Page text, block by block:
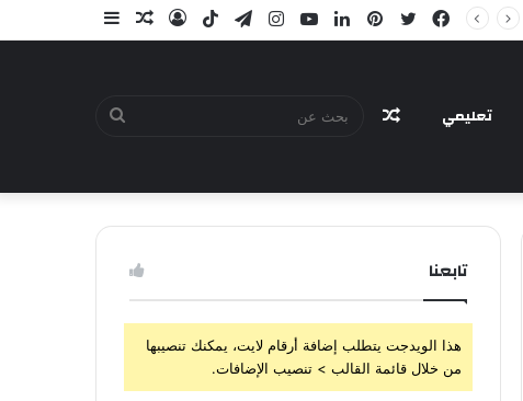
إضافةمقالتسجيل
‫TikTok تيلقرام
انستقراميوتيوبلينكدإن
بينتيريستتويتر
فيسبوك
تعليمي بحث مقال
تابعنا
هذا الويدجت يتطلب إضافة أرقام لايت، يمكنك تنصيبها
من خلال قائمة القالب > تنصيب الإضافات.